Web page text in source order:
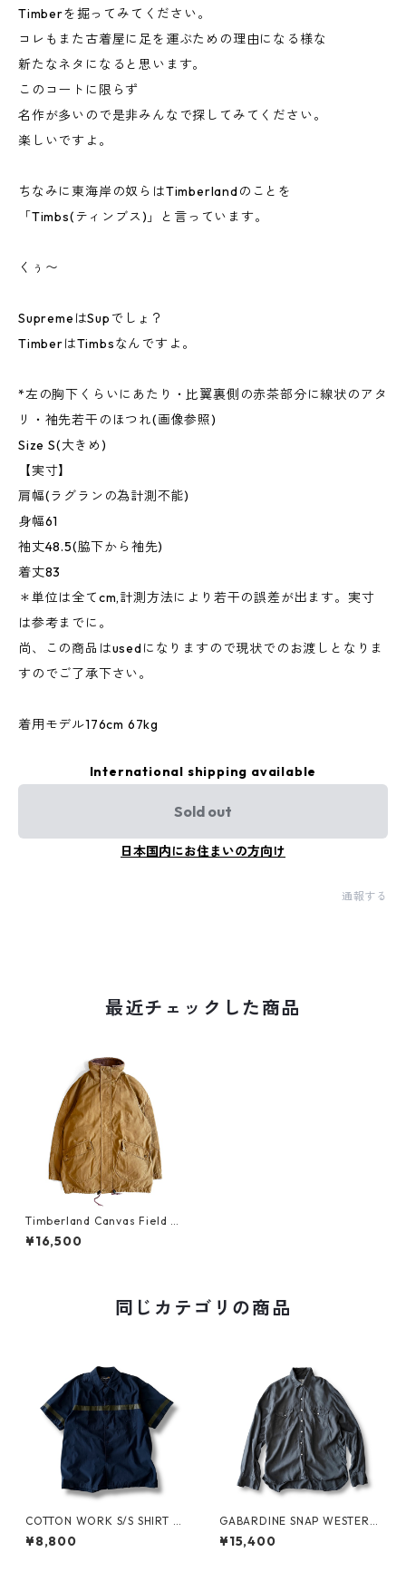
Timberを掘ってみてください。
コレもまた古着屋に足を運ぶための理由になる様な
新たなネタになると思います。
このコートに限らず
名作が多いので是非みんなで探してみてください。
楽しいですよ。
ちなみに東海岸の奴らはTimberlandのことを
「Timbs(ティンブス)」と言っています。
くぅ〜
SupremeはSupでしょ？
TimberはTimbsなんですよ。
*左の胸下くらいにあたり・比翼裏側の赤茶部分に線状のアタ
リ・袖先若干のほつれ(画像参照)
Size S(大きめ)
【実寸】
肩幅(ラグランの為計測不能)
身幅61
袖丈48.5(脇下から袖先)
着丈83
＊単位は全てcm,計測方法により若干の誤差が出ます。実寸
は参考までに。
尚、この商品はusedになりますので現状でのお渡しとなりま
すのでご了承下さい。
着用モデル176cm 67kg
International shipping available
Sold out
日本国内にお住まいの方向け
通報する
最近チェックした商品
Timberland Canvas Field Co
at "Carhartt Brown"
¥16,500
同じカテゴリの商品
COTTON WORK S/S SHIRT by
stussy
¥8,800
GABARDINE SNAP WESTERN
SHIRT by WYTHE
¥15,400